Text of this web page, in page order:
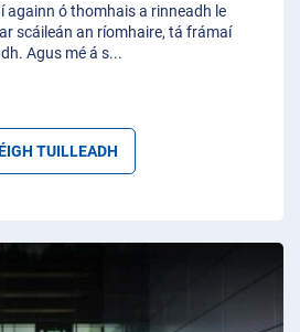
againn ó thomhais a rinneadh le
scáileán an ríomhaire, tá frámaí
Agus mé á s...
TUILLEADH